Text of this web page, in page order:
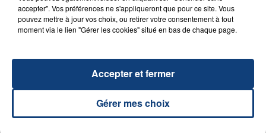
8h43
8h43 8h39
8h39
accepter". Vos préférences ne s'appliqueront que pour ce site. Vous
pouvez mettre à jour vos choix, ou retirer votre consentement à tout
moment via le lien "Gérer les cookies" situé en bas de chaque page.
Gérer mes choix
Accepter et fermer